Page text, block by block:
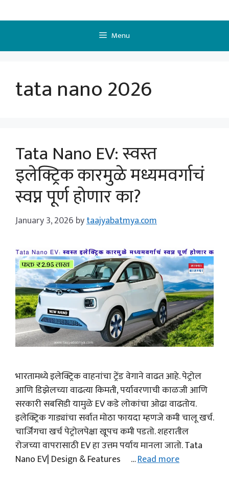
to
Menu
tata nano 2026
Tata Nano EV: स्वस्त
इलेक्ट्रिक कारमुळे मध्यमवर्गाचं
स्वप्न पूर्ण होणार का?
January 3, 2026 bytaajyabatmya.com
भारतामध्ये इलेक्ट्रिक वाहनांचा ट्रेंड वेगाने वाढत आहे. पेट्रोल
आणि डिझेलच्या वाढत्या किमती, पर्यावरणाची काळजी आणि
सरकारी सबसिडी यामुळे EV कडे लोकांचा ओढा वाढतोय.
इलेक्ट्रिक गाड्यांचा सर्वात मोठा फायदा म्हणजे कमी चालू खर्च.
चार्जिंगचा खर्च पेट्रोलपेक्षा खूपच कमी पडतो. शहरातील
रोजच्या वापरासाठी EV हा उत्तम पर्याय मानला जातो. Tata
Nano EV| Design & Features …Read more